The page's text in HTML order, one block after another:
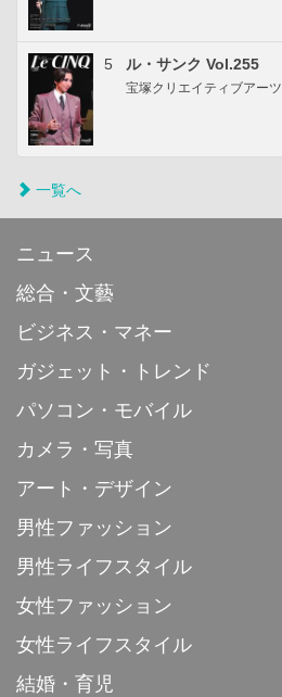
5 ル・サンク Vol.255
宝塚クリエイティブアーツ
一覧へ
ニュース
総合・文藝
ビジネス・マネー
ガジェット・トレンド
パソコン・モバイル
カメラ・写真
アート・デザイン
男性ファッション
男性ライフスタイル
女性ファッション
女性ライフスタイル
結婚・育児